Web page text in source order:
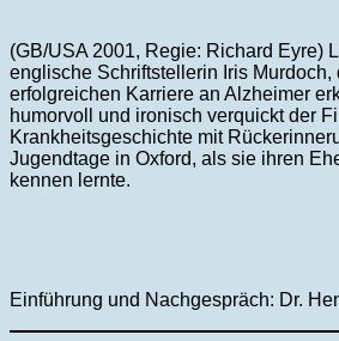
(GB/USA 2001, Regie: Richard Eyre)
englische Schriftstellerin Iris Murdoch,
erfolgreichen Karriere an Alzheimer
humorvoll und ironisch verquickt der
Krankheitsgeschichte mit
Jugendtage in Oxford, als sie ihren
kennen lernte.
Einführung und Nachgespräch: Dr.